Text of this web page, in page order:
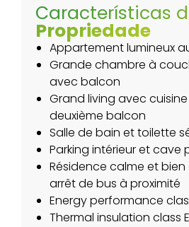
Características
Propriedade
Appartement lumineux
Grande chambre à
avec balcon
Grand living avec
deuxième balcon
Salle de bain et toilette
Parking intérieur et cave
Résidence calme et
arrêt de bus à proximité
Energy performance
Thermal insulation class E